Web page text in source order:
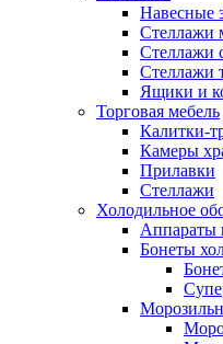
Навесные
Стеллажи
Стеллажи
Стеллажи
Ящики и
Торговая мебель
Калитки-
Камеры
Прилавки
Стеллажи
Холодильное
Аппараты
Бонеты